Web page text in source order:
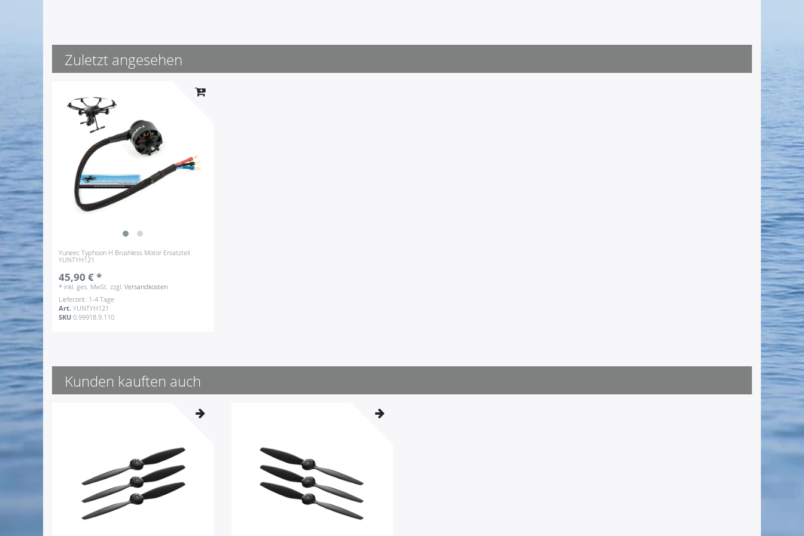
Zuletzt angesehen
Yuneec Typhoon H Brushless Motor Ersatzteil
YUNTYH121
45,90 € *
* inkl. ges. MwSt. zzgl.Versandkosten
Lieferzeit: 1-4 Tage
Art.YUNTYH121
SKU0.99918.9.110
Kunden kauften auch